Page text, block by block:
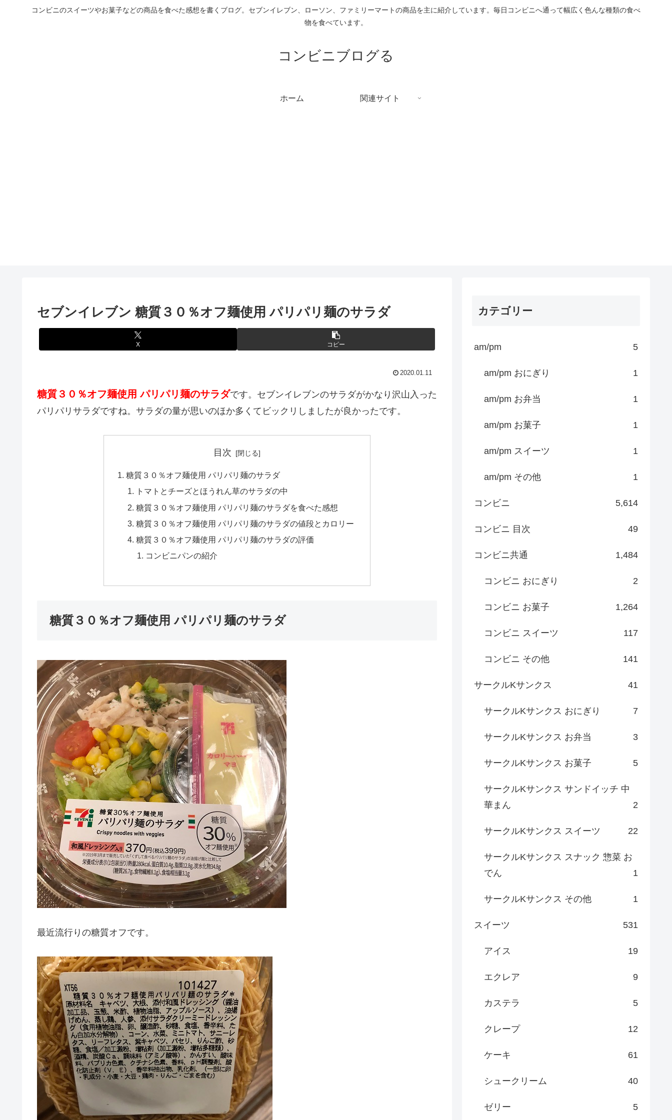
コンビニのスイーツやお菓子などの商品を食べた感想を書くブログ。セブンイレブン、ローソン、ファミリーマートの商品を主に紹介しています。毎日コンビニへ通って幅広く色んな種類の食べ
物を食べています。
コンビニブログる
ホーム 関連サイト
セブンイレブン 糖質３０％オフ麺使用 パリパリ麺のサラダ
X コピー
2020.01.11
糖質３０％オフ麺使用 パリパリ麺のサラダです。セブンイレブンのサラダがかなり沢山入った
パリパリサラダですね。サラダの量が思いのほか多くてビックリしましたが良かったです。
目次
糖質３０％オフ麺使用 パリパリ麺のサラダ
トマトとチーズとほうれん草のサラダの中
糖質３０％オフ麺使用 パリパリ麺のサラダを食べた感想
糖質３０％オフ麺使用 パリパリ麺のサラダの値段とカロリー
糖質３０％オフ麺使用 パリパリ麺のサラダの評価
コンビニパンの紹介
糖質３０％オフ麺使用 パリパリ麺のサラダ
最近流行りの糖質オフです。
カテゴリー
am/pm 5
am/pm おにぎり 1
am/pm お弁当 1
am/pm お菓子 1
am/pm スイーツ 1
am/pm その他 1
コンビニ 5,614
コンビニ 目次 49
コンビニ共通 1,484
コンビニ おにぎり 2
コンビニ お菓子 1,264
コンビニ スイーツ 117
コンビニ その他 141
サークルKサンクス 41
サークルKサンクス おにぎり 7
サークルKサンクス お弁当 3
サークルKサンクス お菓子 5
サークルKサンクス サンドイッチ 中
華まん
2
サークルKサンクス スイーツ 22
サークルKサンクス スナック 惣菜 お
でん
1
サークルKサンクス その他 1
スイーツ 531
アイス 19
エクレア 9
カステラ 5
クレープ 12
ケーキ 61
シュークリーム 40
ゼリー 5